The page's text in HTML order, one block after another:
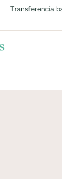
Transferencia